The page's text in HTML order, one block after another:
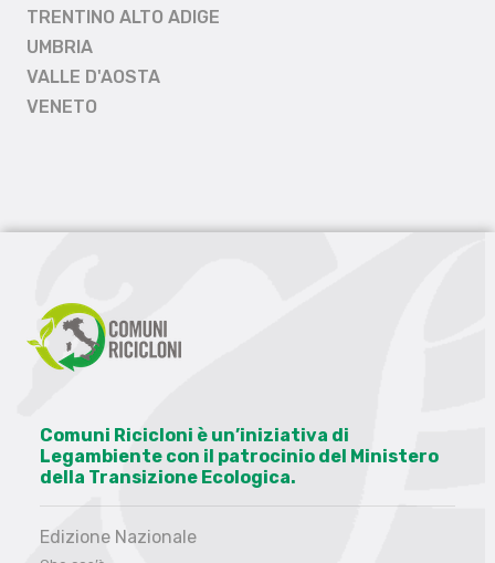
TRENTINO ALTO ADIGE
UMBRIA
VALLE D'AOSTA
VENETO
Comuni Ricicloni è un’iniziativa di
Legambiente con il patrocinio del Ministero
della Transizione Ecologica.
Edizione Nazionale